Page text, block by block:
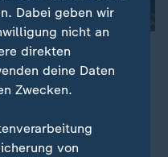
sich das gleiche
ZDF-Reporterin
In den Trümmern
Menschen jetzt leben
Dabei geben wir
nicht an
direkten
deine Daten
Zwecken.
von